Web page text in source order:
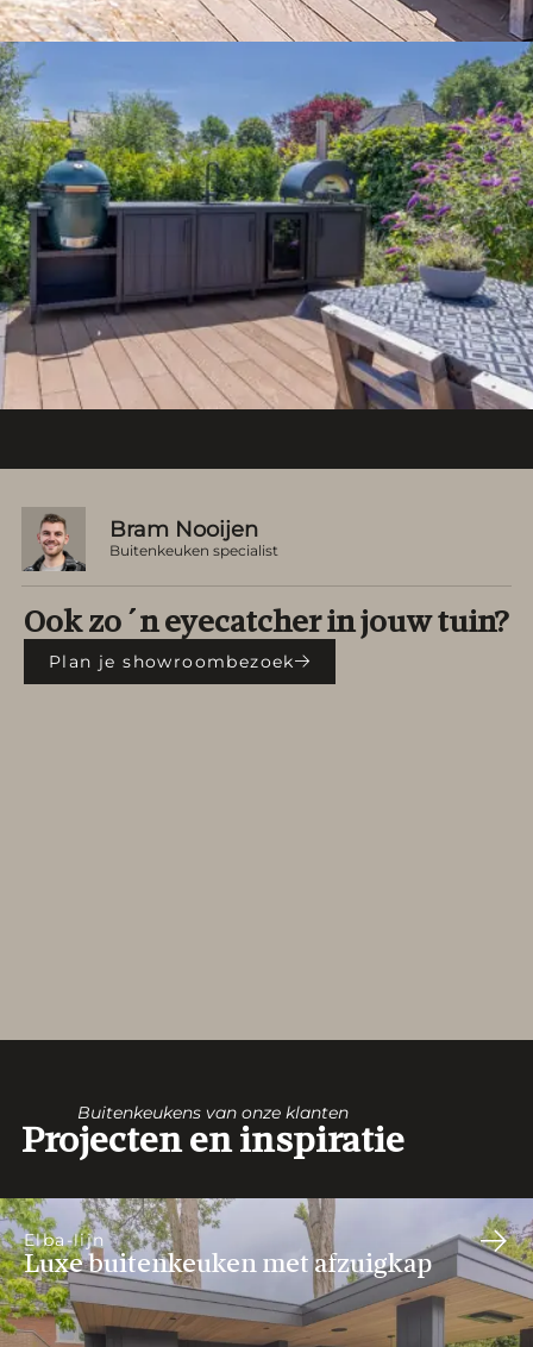
Bram Nooijen
Buitenkeuken specialist
Ook zo´n eyecatcher in jouw tuin?
Plan je showroombezoek
Buitenkeukens van onze klanten
Projecten en inspiratie
Elba-lijn
Luxe buitenkeuken met afzuigkap